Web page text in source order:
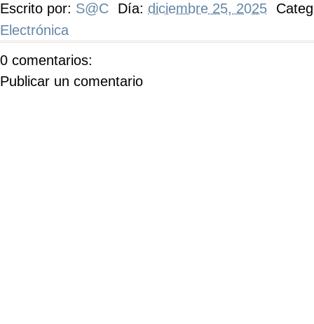
Escrito por: S@C Día: diciembre 25, 2025
Electrónica
0 comentarios:
Publicar un comentario